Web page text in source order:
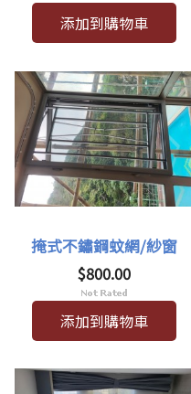
添加到購物車
掩式不鏽鋼蚊網/紗窗
$800.00
添加到購物車